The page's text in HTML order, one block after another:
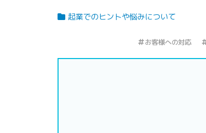
起業でのヒントや悩みについて
お客様への対応